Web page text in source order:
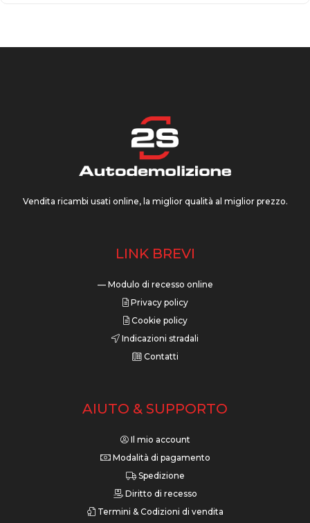
Vendita ricambi usati online, la miglior qualità al miglior prezzo.
LINK BREVI
— Modulo di recesso online
Privacy policy
Cookie policy
Indicazioni stradali
Contatti
AIUTO & SUPPORTO
Il mio account
Modalità di pagamento
Spedizione
Diritto di recesso
Termini & Codizioni di vendita